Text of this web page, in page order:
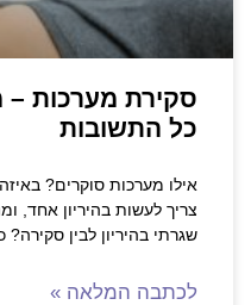
סקירת מערכות –
כל התשובות
אילו מערכות סוקרים?
צריך לעשות בהיריון אחד,
שגרתי בהיריון לבין
לכתבה המלאה »